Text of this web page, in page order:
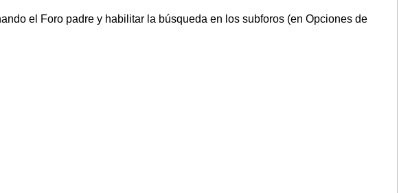
el Foro padre y habilitar la búsqueda en los subforos (en Opciones de